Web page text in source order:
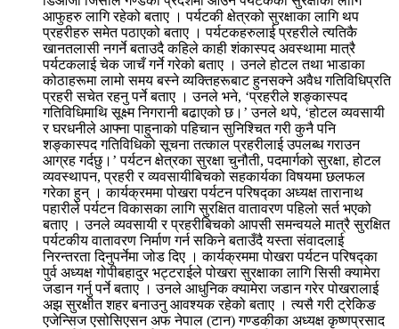
आफुहरु लागि रहेको बताए । पर्यटकी क्षेत्रको सुरक्षाका लागि थप
प्रहरीहरु समेत पठाएको बताए । पर्यटकहरुलाई प्रहरीले त्यतिकै
खानतलासी नगर्ने बताउदै कहिले काही शंकास्पद अवस्थामा मात्रै
पर्यटकलाई चेक जाचँ गर्ने गरेको बताए । उनले होटल तथा भाडाका
कोठाहरूमा लामो समय बस्ने व्यक्तिहरूबाट हुनसक्ने अवैध गतिविधिप्रति
प्रहरी सचेत रहनु पर्ने बताए । उनले भने, ‘प्रहरीले शङ्कास्पद
गतिविधिमाथि सूक्ष्म निगरानी बढाएको छ।’ उनले थपे, ‘होटल व्यवसायी
र घरधनीले आफ्ना पाहुनाको पहिचान सुनिश्चित गरी कुनै पनि
शङ्कास्पद गतिविधिको सूचना तत्काल प्रहरीलाई उपलब्ध गराउन
आग्रह गर्दछु।’ पर्यटन क्षेत्रका सुरक्षा चुनौती, पदमार्गको सुरक्षा, होटल
व्यवस्थापन, प्रहरी र व्यवसायीबिचको सहकार्यका विषयमा छलफल
गरेका हुन् । कार्यक्रममा पोखरा पर्यटन परिषद्का अध्यक्ष तारानाथ
पहारीले पर्यटन विकासका लागि सुरक्षित वातावरण पहिलो सर्त भएको
बताए । उनले व्यवसायी र प्रहरीबिचको आपसी समन्वयले मात्रै सुरक्षित
पर्यटकीय वातावरण निर्माण गर्न सकिने बताउँदै यस्ता संवादलाई
निरन्तरता दिनुपर्नेमा जोड दिए । कार्यक्रममा पोखरा पर्यटन परिषद्का
पुर्व अध्यक्ष गोपीबहादुर भट्टराईले पोखरा सुरक्षाका लागि सिसी क्यामेरा
जडान गर्नु पर्ने बताए । उनले आधुनिक क्यामेरा जडान गरेर पोखरालाई
अझ सुरक्षीत शहर बनाउनु आवश्यक रहेको बताए । त्यसै गरी ट्रेकिङ
एजेन्सिज एसोसिएसन अफ नेपाल (टान) गण्डकीका अध्यक्ष कृष्णप्रसाद